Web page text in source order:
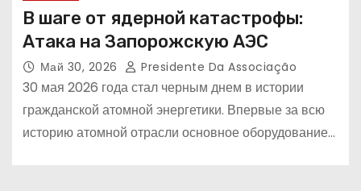
В шаге от ядерной катастрофы:
Атака на Запорожскую АЭС
Май 30, 2026 Presidente Da Associação
30 мая 2026 года стал черным днем в истории
гражданской атомной энергетики. Впервые за всю
историю атомной отрасли основное оборудование…